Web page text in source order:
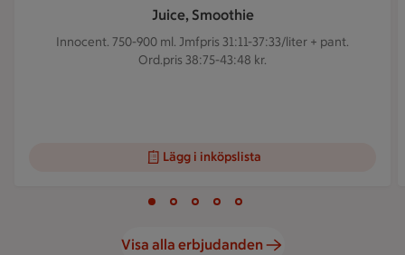
Juice, Smoothie
Innocent. 750-900 ml. Jmfpris 31:11-37:33/liter + pant.
Ord.pris 38:75-43:48 kr.
Lägg i inköpslista
Bild 1 av 5
Bild 2 av 5
Bild 3 av 5Bild 4 av 5
Visa alla erbjudanden